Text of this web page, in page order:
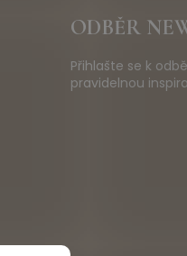
ODBĚR
Přihlašte se k
pravidelnou